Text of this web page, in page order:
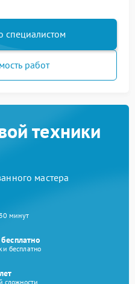
специалистом
работ
техники
мастера
минут
бесплатно
сложности